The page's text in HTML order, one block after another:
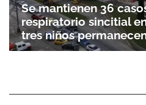
Se mantienen 36
respiratorio sincitial
tres niños